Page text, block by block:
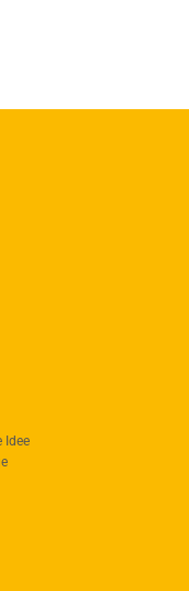
Idee